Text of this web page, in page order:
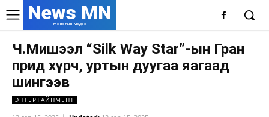
News MN
Монголын Мэдээ
Ч.Мишээл “Silk Way Star”-ын Гран
прид хүрч, уртын дуугаа яагаад
шингээв
ЭНТЕРТАЙНМЕНТ